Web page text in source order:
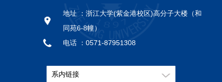
料 5612129056白玲女高分子材料 5712129057方天
祥男高分子材料
料 4712029047俞波男高分子材料 4812029048陈怡
峰男高分子材料 4912029049忻嘉辉男高分子材
料 5012029050沈天伦男高分子材料 5112029051孙
世豪男高分子材料 5212029052郑祥均男高分子材
敏女高分子材料 5512029055王金泽男高分子材
料 5612029056卢海鹏男高分子材料 5712029057邓
4711929048刘梓恒高分子材料 4811929049薛云云
高分子材料 4911929050黄政高分子材料
子材料 陈红征 26 11829025 罗逸伦 女 高分子材料
马列 27 11829026 何程亮 男 高分子材料 陈红征
11829028 李耀凯 男 高分子材料 陈红征 30
11829030 陈敏 女 高分子材料 李寒莹 32
11829031 方雯 女 高分子材料 沈家骢 33
材料 陈红征 21 11729021 赵峰 男 高分子材料 陈
红征 22 11729022 赛霆 男 高分子材料 方征平
11729024 丁洁 女 高分子材料 高长有 25
11729026 黄威嫔 女 高分子材料 任科峰 27
11729027 李旭 男 高分子材料 计剑 28 11729028
物理 凌君 16 11629016 郑博拓 男 高分子化学与物
理 沈之荃 17 11629017 付锦程 男 高分子化学与物
朱宝库 22 11629022 唐安琪 女 高分子化学与物理
地址 ： 浙江大学(紫金港校区)高分子大楼（和
同苑6-8幢）
电话 ： 0571-87951308
系内链接